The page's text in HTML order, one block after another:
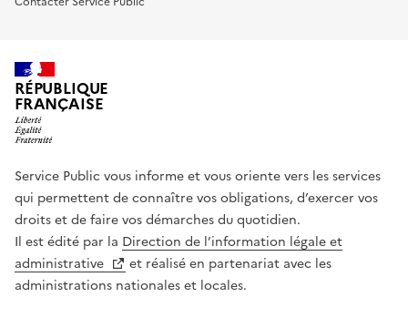
RÉPUBLIQUE
FRANÇAISE
Service Public vous informe et vous oriente vers les services
qui permettent de connaître vos obligations, d’exercer vos
droits et de faire vos démarches du quotidien.
Il est édité par la Direction de l’information légale et
administrative
et réalisé en partenariat avec les
administrations nationales et locales.